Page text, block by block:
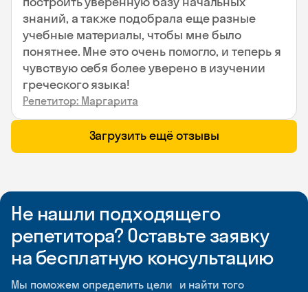
знаний, а также подобрала еще разные
учебные материалы, чтобы мне было
понятнее. Мне это очень помогло, и теперь я
чувствую себя более уверено в изучении
греческого языка!
Репетитор: Маргарита
Загрузить ещё отзывы
Не нашли подходящего
репетитора? Оставьте заявку
на бесплатную консультацию
Мы поможем определить цели и найти того